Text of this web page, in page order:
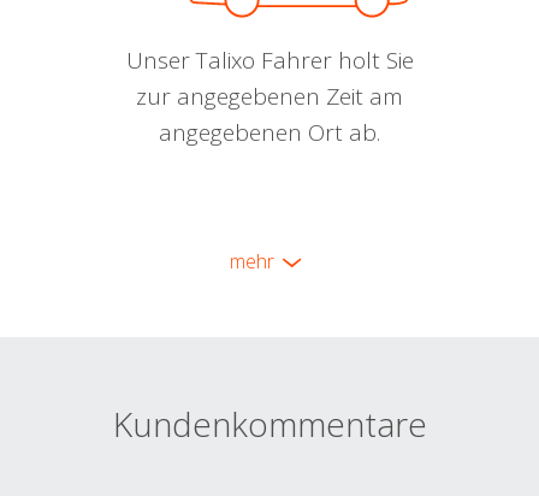
Unser Talixo Fahrer holt Sie
zur angegebenen Zeit am
angegebenen Ort ab.
mehr
Kundenkommentare